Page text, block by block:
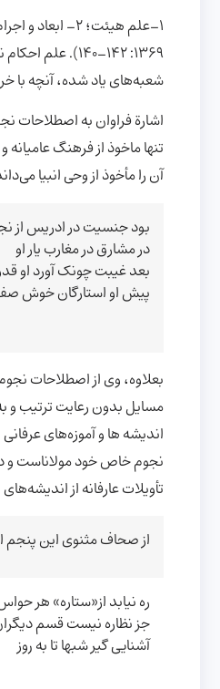
1369: 142-
شعبه‌های یاد شده، آنچه با
اشارة فراوان به اصطلاحات
تنها ماخوذ از فرهنگ
آن را مأخوذ از وحی انبیا می‌داند (زرین‌کوب،
بود جنسیت در ادریس از
در مشارق در مغارب یار او
بعد غیبت چونک آورد او
پیش او استارگان خوش
بعلاوه، وی از اصطلاحات
مسایل بدون رعایت ترتیب و
اندیشه ها و آموزه‌های
نجوم خاص خود مولاناست و در
تأویلات عارفانه از
از صحاف مثنوی این
ره نیابد از«ستاره» هر
جز نظاره نیست قسم
آشنایی گیر شب­ها تا به روز